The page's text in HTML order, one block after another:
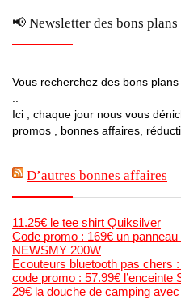
📢 Newsletter des bons plans
Vous recherchez des bons
Ici , chaque jour nous vous
promos , bonnes affaires,
D’autres bonnes affaires
11.25€ le tee shirt Quiksilver
Code promo : 169€ un
NEWSMY 200W
Ecouteurs bluetooth pas chers
code promo : 57.99€ l’enceinte
29€ la douche de camping